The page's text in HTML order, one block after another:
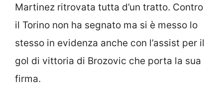
Martinez ritrovata tutta d’un tratto. Contro
il Torino non ha segnato ma si è messo lo
stesso in evidenza anche con l’assist per il
gol di vittoria di Brozovic che porta la sua
firma.